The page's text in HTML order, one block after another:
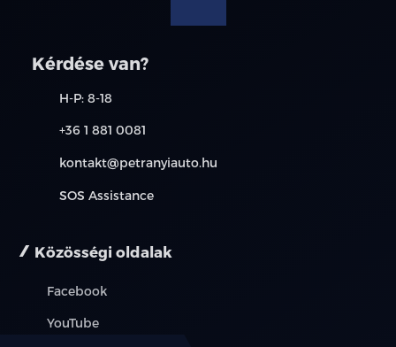
információkért kérjen árajánlatot vagy vegye fel velünk a
kérjük, érdeklődjön munkatársainknál. A meghirdetett
érvényes, a részletekről érdeklődjön a munkatársainknál.
Kérdése van?
H-P: 8-18
+36 1 881 0081
kontakt@petranyiauto.hu
SOS Assistance
Közösségi oldalak
Facebook
YouTube